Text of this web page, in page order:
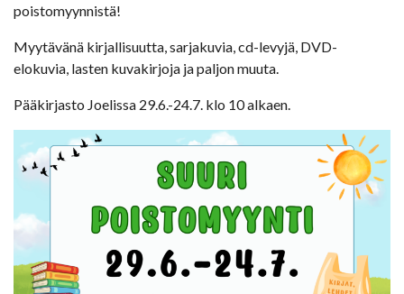
poistomyynnistä!
Myytävänä kirjallisuutta, sarjakuvia, cd-levyjä, DVD-
elokuvia, lasten kuvakirjoja ja paljon muuta.
Pääkirjasto Joelissa 29.6.-24.7. klo 10 alkaen.